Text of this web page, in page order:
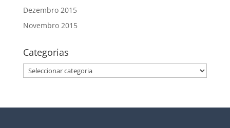
Dezembro 2015
Novembro 2015
Categorias
Categorias